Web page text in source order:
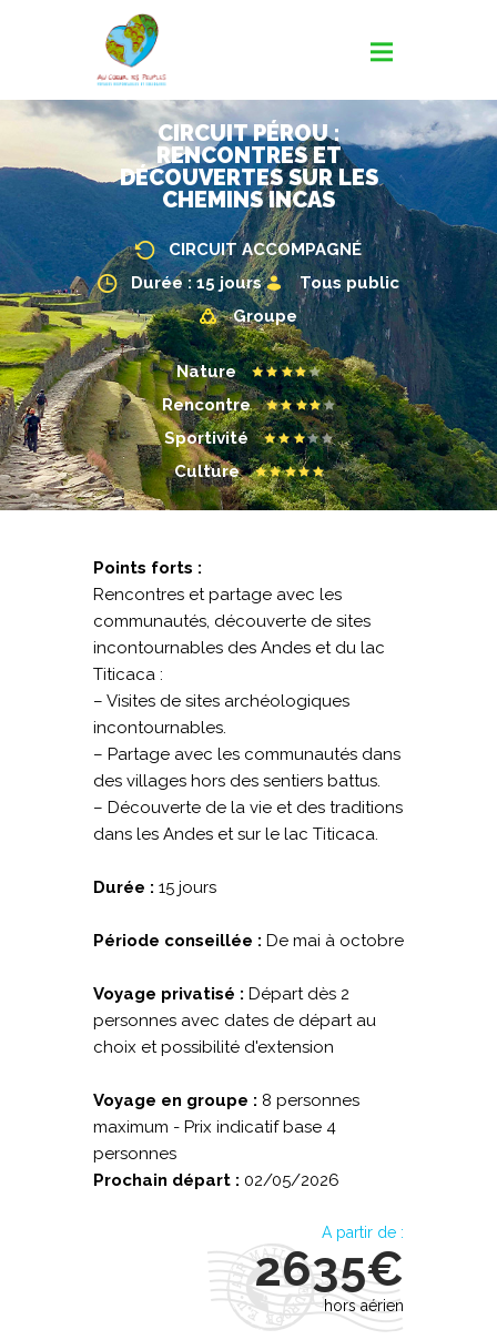
CIRCUIT PÉROU :
RENCONTRES ET
DÉCOUVERTES SUR LES
CHEMINS INCAS
CIRCUIT ACCOMPAGNÉ
Durée : 15 jours
Tous public
Groupe
Nature
Rencontre
Sportivité
Culture
Points forts :
Rencontres et partage avec les
communautés, découverte de sites
incontournables des Andes et du lac
Titicaca :
– Visites de sites archéologiques
incontournables.
– Partage avec les communautés dans
des villages hors des sentiers battus.
– Découverte de la vie et des traditions
dans les Andes et sur le lac Titicaca.
Durée : 15 jours
Période conseillée : De mai à octobre
Voyage privatisé : Départ dès 2
personnes avec dates de départ au
choix et possibilité d'extension
Voyage en groupe : 8 personnes
maximum - Prix indicatif base 4
personnes
Prochain départ : 02/05/2026
A partir de :
2635€
hors aérien